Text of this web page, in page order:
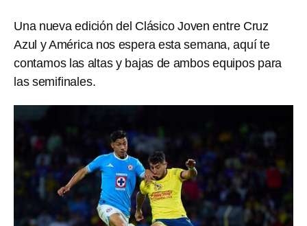
Una nueva edición del Clásico Joven entre Cruz
Azul y América nos espera esta semana, aquí te
contamos las altas y bajas de ambos equipos para
las semifinales.